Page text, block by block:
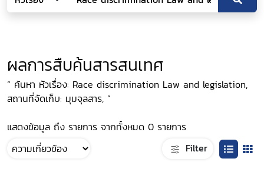
ผลการสืบค้นสารสนเทศ
“ ค้นหา หัวเรื่อง: Race discrimination Law and legislation,
สถานที่จัดเก็บ: มุมจุลสาร, ”
แสดงข้อมูล ถึง รายการ จากทั้งหมด 0 รายการ
Filter